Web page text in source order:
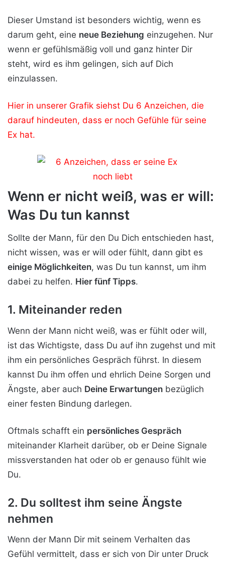
Dieser Umstand ist besonders wichtig, wenn es
darum geht, eine neue Beziehung einzugehen. Nur
wenn er gefühlsmäßig voll und ganz hinter Dir
steht, wird es ihm gelingen, sich auf Dich
einzulassen.
Hier in unserer Grafik siehst Du 6 Anzeichen, die
darauf hindeuten, dass er noch Gefühle für seine
Ex hat.
Wenn er nicht weiß, was er will:
Was Du tun kannst
Sollte der Mann, für den Du Dich entschieden hast,
nicht wissen, was er will oder fühlt, dann gibt es
einige Möglichkeiten, was Du tun kannst, um ihm
dabei zu helfen. Hier fünf Tipps.
1. Miteinander reden
Wenn der Mann nicht weiß, was er fühlt oder will,
ist das Wichtigste, dass Du auf ihn zugehst und mit
ihm ein persönliches Gespräch führst. In diesem
kannst Du ihm offen und ehrlich Deine Sorgen und
Ängste, aber auch Deine Erwartungen bezüglich
einer festen Bindung darlegen.
Oftmals schafft ein persönliches Gespräch
miteinander Klarheit darüber, ob er Deine Signale
missverstanden hat oder ob er genauso fühlt wie
Du.
2. Du solltest ihm seine Ängste
nehmen
Wenn der Mann Dir mit seinem Verhalten das
Gefühl vermittelt, dass er sich von Dir unter Druck